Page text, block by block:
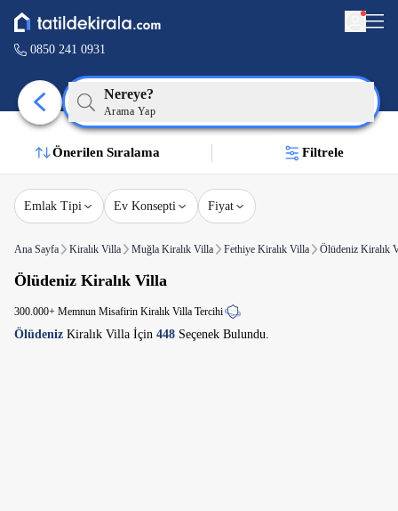
0850 241 0931
Nereye?
Arama Yap
Önerilen Sıralama Filtrele
Emlak Tipi Ev Konsepti Fiyat
Ana Sayfa Kiralık Villa Muğla Kiralık Villa Fethiye Kiralık Villa Ölüdeniz Kiralık
Ölüdeniz Kiralık Villa
300.000+ Memnun Misafirin Kiralık Villa Tercihi
Ölüdeniz Kiralık Villa İçin 448 Seçenek Bulundu.